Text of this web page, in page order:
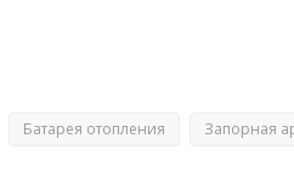
Батарея отопления Запорная